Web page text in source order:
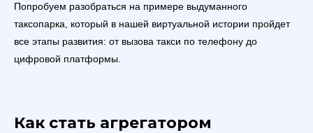
Попробуем разобраться на примере выдуманного
таксопарка, который в нашей виртуальной истории пройдет
все этапы развития: от вызова такси по телефону до
цифровой платформы.
Как стать агрегатором